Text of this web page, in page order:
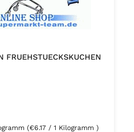
FRUEHSTUECKSKUCHEN
(€6.17 / 1 Kilogramm )